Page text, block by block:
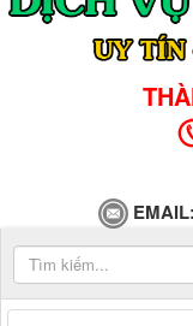
EMAIL: